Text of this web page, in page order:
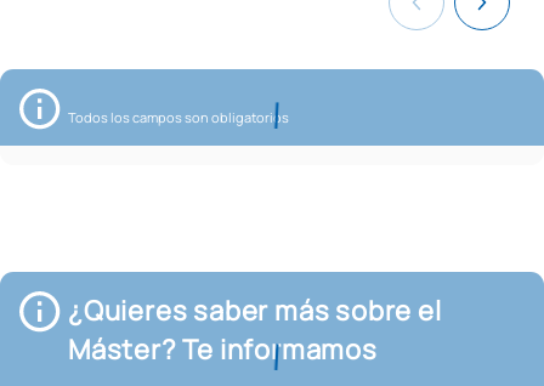
Todos los campos son obligatorios
¿Quieres saber más sobre el
Máster? Te informamos